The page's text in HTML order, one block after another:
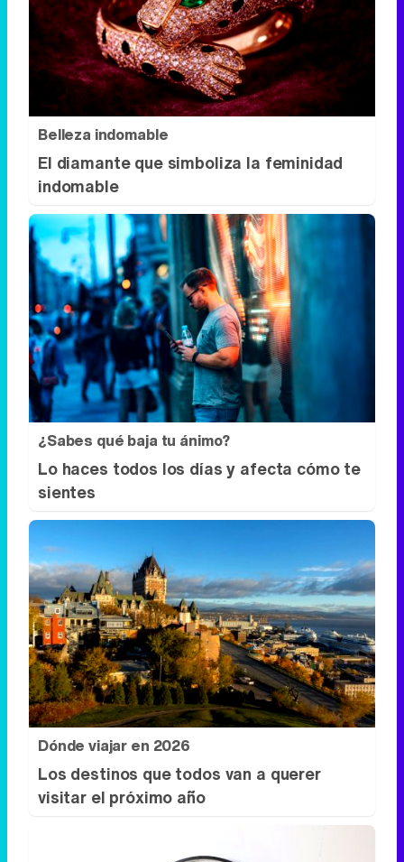
Belleza indomable
El diamante que simboliza la feminidad
indomable
¿Sabes qué baja tu ánimo?
Lo haces todos los días y afecta cómo te
sientes
Dónde viajar en 2026
Los destinos que todos van a querer
visitar el próximo año